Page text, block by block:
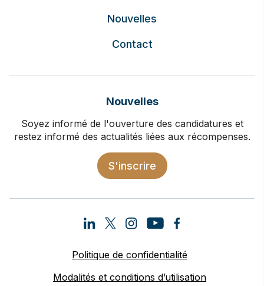
Nouvelles
Contact
Nouvelles
Soyez informé de l'ouverture des candidatures et
restez informé des actualités liées aux récompenses.
S'inscrire
Politique de confidentialité
Modalités et conditions d’utilisation